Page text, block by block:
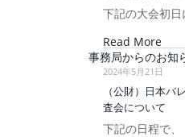
下記の大会初
Read More
事務局からのお知
2024年5月21日
（公財）日本バ
査会について
下記の日程で